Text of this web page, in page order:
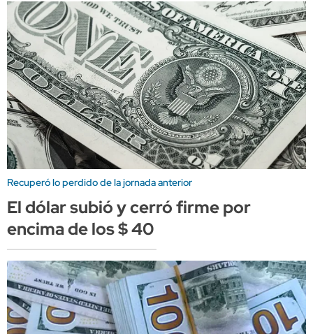
Recuperó lo perdido de la jornada anterior
El dólar subió y cerró firme por
encima de los $ 40